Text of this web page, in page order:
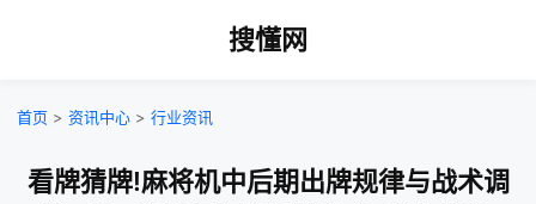
搜懂网
首页 > 资讯中心 > 行业资讯
看牌猜牌!麻将机中后期出牌规律与战术调